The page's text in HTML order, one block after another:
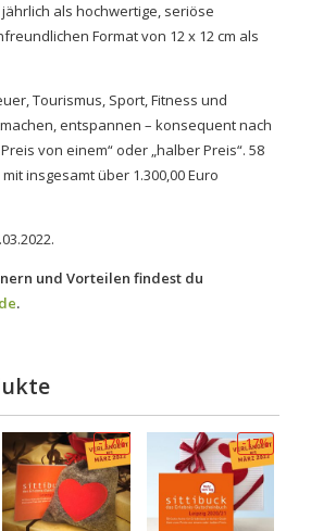
als hochwertige, seriöse
Format von 12 x 12 cm als
Tourismus, Sport, Fitness und
entspannen – konsequent nach
von einem“ oder „halber Preis“. 58
insgesamt über 1.300,00 Euro
und Vorteilen findest du
.
-17% -17%